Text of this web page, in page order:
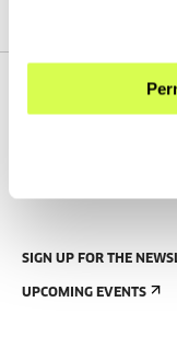
SIGN UP FOR THE
UPCOMING EVENTS